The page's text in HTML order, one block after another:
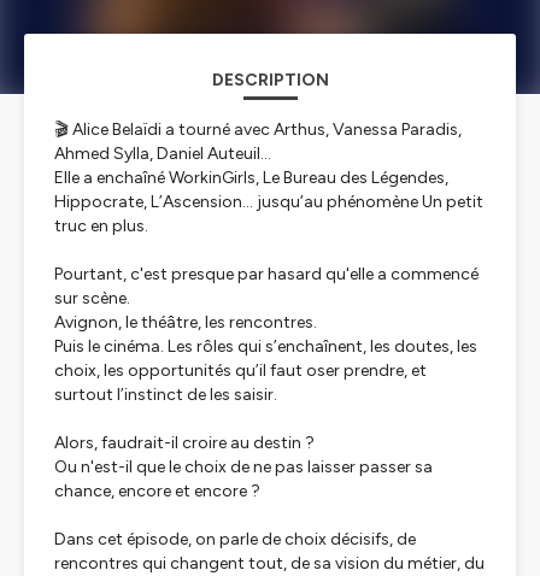
DESCRIPTION
🎬 Alice Belaïdi a tourné avec Arthus, Vanessa Paradis,
Ahmed Sylla, Daniel Auteuil...
Elle a enchaîné WorkinGirls, Le Bureau des Légendes,
Hippocrate, L’Ascension… jusqu’au phénomène Un petit
truc en plus.
Pourtant, c'est presque par hasard qu'elle a commencé
sur scène.
Avignon, le théâtre, les rencontres.
Puis le cinéma. Les rôles qui s’enchaînent, les doutes, les
choix, les opportunités qu’il faut oser prendre, et
surtout l’instinct de les saisir.
Alors, faudrait-il croire au destin ?
Ou n'est-il que le choix de ne pas laisser passer sa
chance, encore et encore ?
Dans cet épisode, on parle de choix décisifs, de
rencontres qui changent tout, de sa vision du métier, du